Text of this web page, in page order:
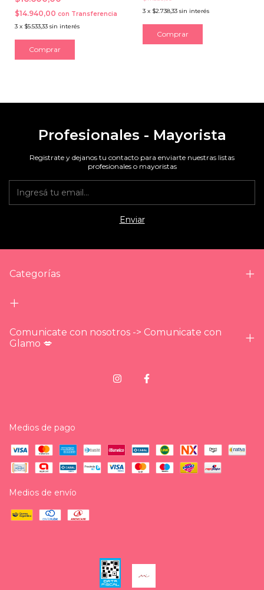
$14.940,00 con Transferencia
3 x $5.533,33 sin interés
Comprar
3 x $2.738,33 sin interés
Profesionales - Mayorista
Registrate y dejanos tu contacto para enviarte nuestras listas
profesionales o mayoristas
Categorías
Comunicate con nosotros -> Comunicate con
Glamo 💋
Medios de pago
Medios de envío